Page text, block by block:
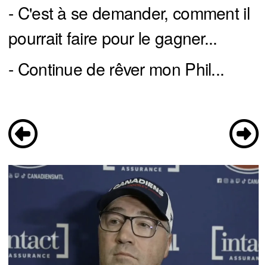
- C'est à se demander, comment il
pourrait faire pour le gagner...
- Continue de rêver mon Phil...